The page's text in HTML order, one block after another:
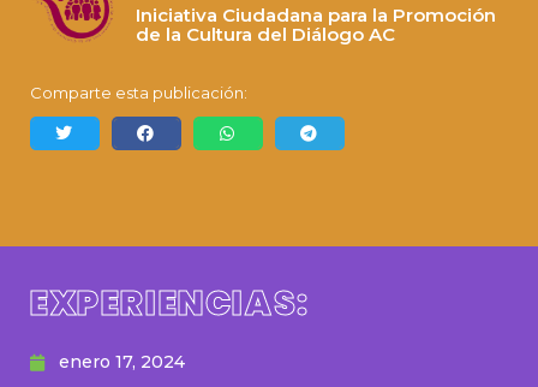
Iniciativa Ciudadana para la Promoción
de la Cultura del Diálogo AC
Comparte esta publicación:
EXPERIENCIAS:
enero 17, 2024